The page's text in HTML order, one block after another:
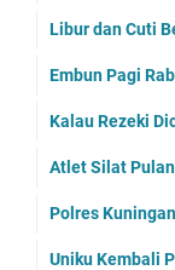
Libur dan Cuti
Embun Pagi
Kalau Rezeki
Atlet Silat
Polres
Uniku Kembali